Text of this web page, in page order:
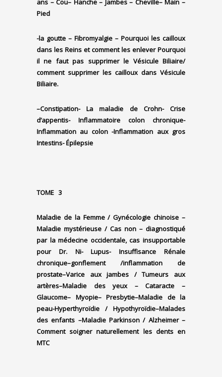
ans – Cou– Hanche– Jambes– Cheville– Main –
Pied
-la goutte – Fibromyalgie – Pourquoi les cailloux
dans les Reins et comment les enleverPourquoi
il ne faut pas supprimer le Vésicule Biliaire/
comment supprimer les cailloux dans Vésicule
Biliaire.
–Constipation-La maladie de Crohn-Crise
d’appentis- Inflammatoire colon chronique-
Inflammation au colon -Inflammation aux gros
Intestins-Épilepsie
TOME 3
Maladie de la Femme / Gynécologie chinoise –
Maladie mystérieuse / Cas non – diagnostiqué
par la médecine occidentale, cas insupportable
pour Dr. Ni-Lupus-Insuffisance Rénale
chronique–gonflement /inflammation de
prostate–Varice aux jambes / Tumeurs aux
artères–Maladie des yeux – Cataracte–
Glaucome– Myopie– Presbytie–Maladie de la
peau-Hyperthyroïdie / Hypothyroïdie–Malades
des enfants –Maladie Parkinson / Alzheimer–
Comment soigner naturellement les dents en
MTC